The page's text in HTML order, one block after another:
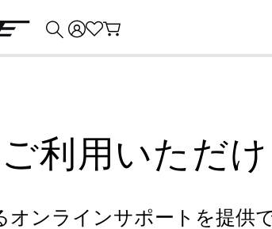
利用いただ
ンラインサポートを提供